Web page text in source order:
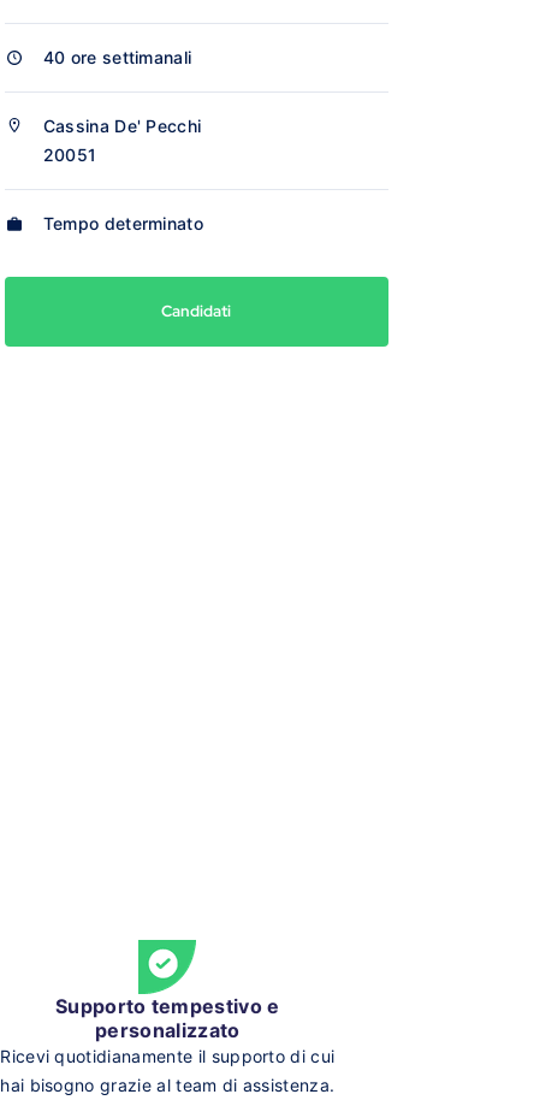
40 ore settimanali
Cassina De' Pecchi
20051
Tempo determinato
Candidati
Supporto tempestivo e
personalizzato
Ricevi quotidianamente il supporto di cui
hai bisogno grazie al team di assistenza.